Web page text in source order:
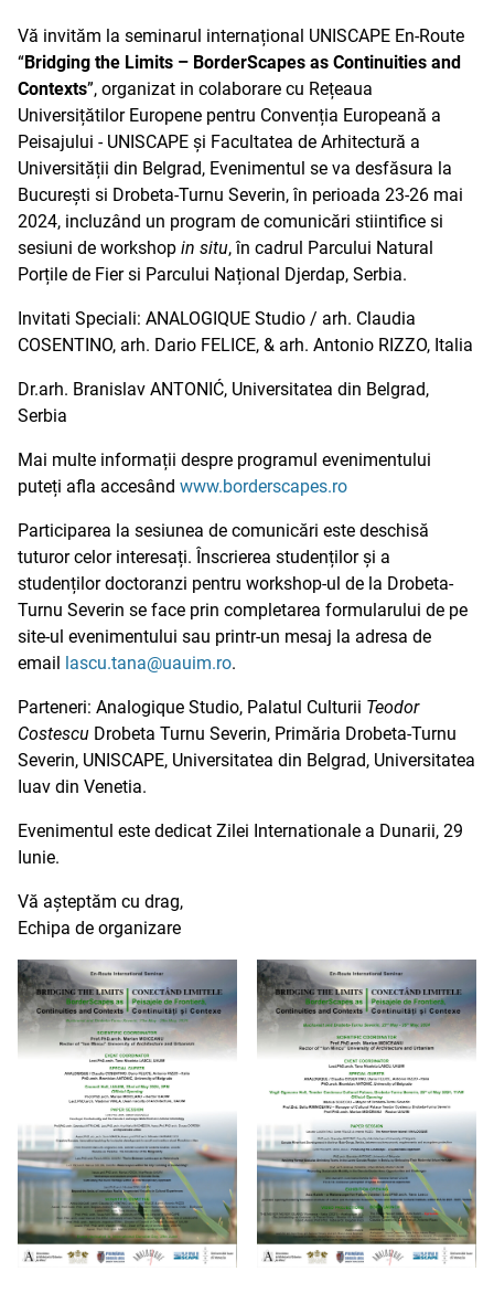
Vă invităm la seminarul internațional UNISCAPE En-Route
“Bridging the Limits – BorderScapes as Continuities and
Contexts”, organizat in colaborare cu Rețeaua
Universițătilor Europene pentru Convenția Europeană a
Peisajului - UNISCAPE și Facultatea de Arhitectură a
Universității din Belgrad, Evenimentul se va desfăsura la
București si Drobeta-Turnu Severin, în perioada 23-26 mai
2024, incluzând un program de comunicări stiintifice si
sesiuni de workshop in situ, în cadrul Parcului Natural
Porțile de Fier si Parcului Național Djerdap, Serbia.
Invitati Speciali: ANALOGIQUE Studio / arh. Claudia
COSENTINO, arh. Dario FELICE, & arh. Antonio RIZZO, Italia
Dr.arh. Branislav ANTONIĆ, Universitatea din Belgrad,
Serbia
Mai multe informații despre programul evenimentului
puteți afla accesând www.borderscapes.ro
Participarea la sesiunea de comunicări este deschisă
tuturor celor interesați. Înscrierea studenților și a
studenților doctoranzi pentru workshop-ul de la Drobeta-
Turnu Severin se face prin completarea formularului de pe
site-ul evenimentului sau printr-un mesaj la adresa de
email lascu.tana@uauim.ro.
Parteneri: Analogique Studio, Palatul Culturii Teodor
Costescu Drobeta Turnu Severin, Primăria Drobeta-Turnu
Severin, UNISCAPE, Universitatea din Belgrad, Universitatea
Iuav din Venetia.
Evenimentul este dedicat Zilei Internationale a Dunarii, 29
Iunie.
Vă așteptăm cu drag,
Echipa de organizare